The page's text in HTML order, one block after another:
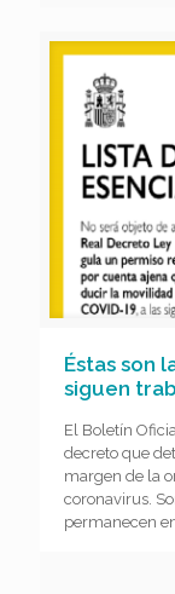
Éstas son
siguen
El Boletín
decreto que
margen de la
coronavirus.
permanecen